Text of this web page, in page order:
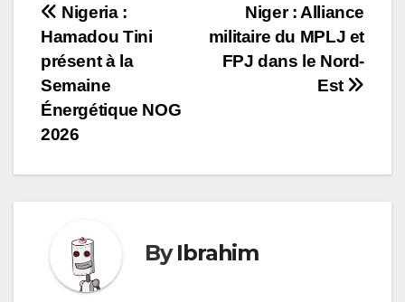
Navigation
de
l’article
Niger : Alliance
militaire du MPLJ et
FPJ dans le Nord-
Est
Nigeria :
Hamadou Tini
présent à la
Semaine
Énergétique NOG
2026
ByIbrahim